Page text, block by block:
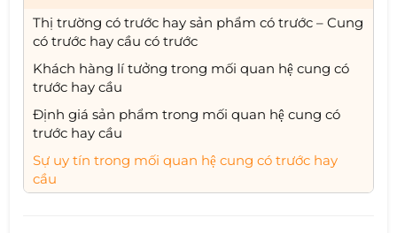
Thị trường có trước hay sản phẩm có trước – Cung
có trước hay cầu có trước
Khách hàng lí tưởng trong mối quan hệ cung có
trước hay cầu
Định giá sản phẩm trong mối quan hệ cung có
trước hay cầu
Sự uy tín trong mối quan hệ cung có trước hay
cầu